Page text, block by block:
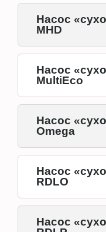
Насос
MHD
Насос
MultiEco
Насос
Omega
Насос
RDLO
Насос